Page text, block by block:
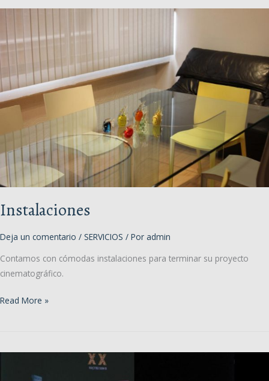
Instalaciones
Deja un comentario / SERVICIOS / Por admin
Contamos con cómodas instalaciones para terminar su proyecto
cinematográfico.
Instalaciones
Read More »